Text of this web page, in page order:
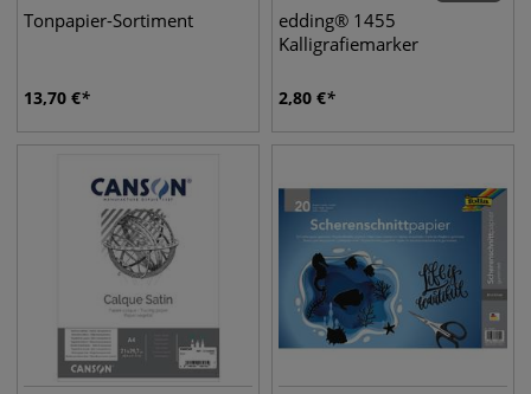
Tonpapier-Sortiment
13,70 €
edding® 1455
Kalligrafiemarker
2,80 €